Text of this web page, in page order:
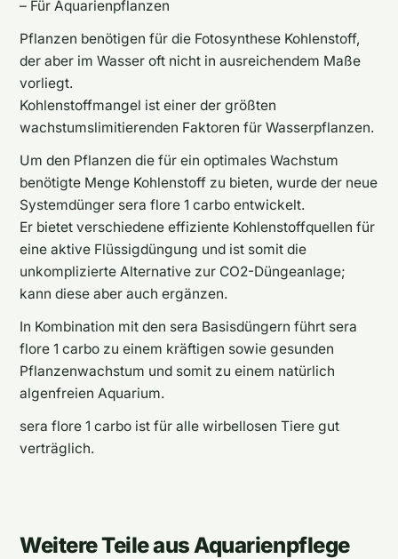
– Für Aquarienpflanzen
Pflanzen benötigen für die Fotosynthese Kohlenstoff,
der aber im Wasser oft nicht in ausreichendem Maße
vorliegt.
Kohlenstoffmangel ist einer der größten
wachstumslimitierenden Faktoren für Wasserpflanzen.
Um den Pflanzen die für ein optimales Wachstum
benötigte Menge Kohlenstoff zu bieten, wurde der neue
Systemdünger sera flore 1 carbo entwickelt.
Er bietet verschiedene effiziente Kohlenstoffquellen für
eine aktive Flüssigdüngung und ist somit die
unkomplizierte Alternative zur CO2-Düngeanlage;
kann diese aber auch ergänzen.
In Kombination mit den sera Basisdüngern führt sera
flore 1 carbo zu einem kräftigen sowie gesunden
Pflanzenwachstum und somit zu einem natürlich
algenfreien Aquarium.
sera flore 1 carbo ist für alle wirbellosen Tiere gut
verträglich.
Weitere Teile aus Aquarienpflege